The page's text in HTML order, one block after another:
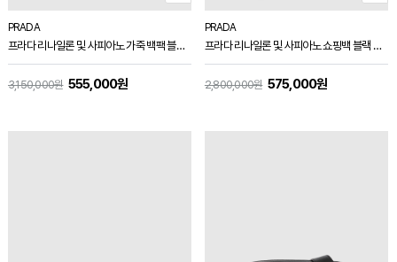
PRADA
프라다 리나일론 및 사피아노 가죽 백팩 블랙 2VZ116
3,150,000원 555,000원
PRADA
프라다 리나일론 및 사피아노 쇼핑백 블랙 2VG136
2,800,000원 575,000원